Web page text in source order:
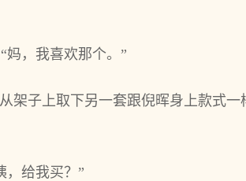
妈，我喜欢那个。”
架子上取下另一套跟倪晖身上款式
，给我买？”